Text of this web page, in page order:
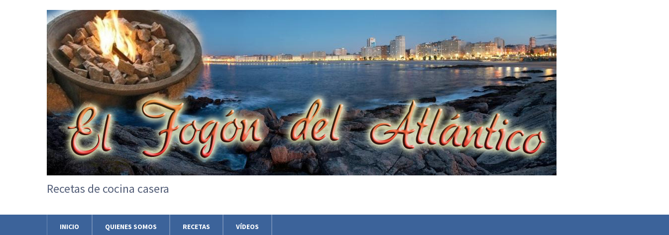
Recetas de cocina casera
INICIO QUIENES SOMOS RECETAS VÍDEOS